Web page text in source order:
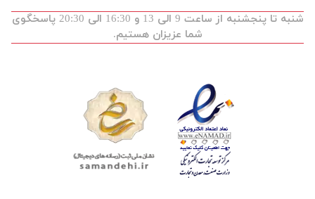
شنبه تا پنجشنبه از ساعت 9 الی 13 و 16:30 الی 20:30 پاسخگوی
شما عزیزان هستیم.